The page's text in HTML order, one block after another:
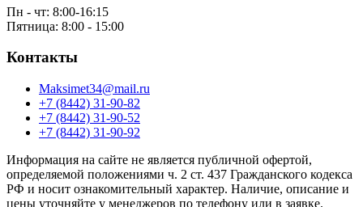
Пн - чт: 8:00-16:15
Пятница: 8:00 - 15:00
Контакты
Maksimet34@mail.ru
+7 (8442) 31-90-82
+7 (8442) 31-90-52
+7 (8442) 31-90-92
Информация на сайте не является публичной офертой,
определяемой положениями ч. 2 ст. 437 Гражданского кодекса
РФ и носит ознакомительный характер. Наличие, описание и
цены уточняйте у менеджеров по телефону или в заявке.